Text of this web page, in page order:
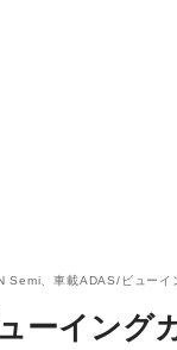
Semi、車載ADAS/ビューイ
ーイング